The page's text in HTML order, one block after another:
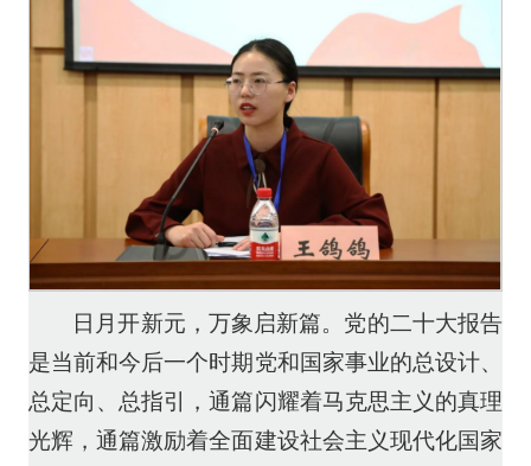
日月开新元，万象启新篇。党的二十大报告
是当前和今后一个时期党和国家事业的总设计、
总定向、总指引，通篇闪耀着马克思主义的真理
光辉，通篇激励着全面建设社会主义现代化国家